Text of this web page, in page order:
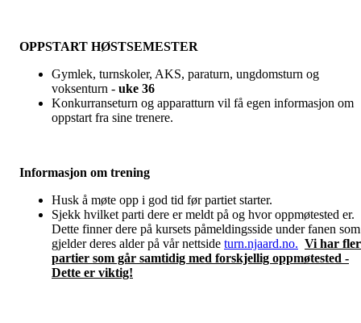
OPPSTART HØSTSEMESTER
Gymlek, turnskoler, AKS, paraturn, ungdomsturn og
voksenturn - uke 36
Konkurranseturn og apparatturn vil få egen informasjon om
oppstart fra sine trenere.
Informasjon om trening
Husk å møte opp i god tid før partiet starter.
Sjekk hvilket parti dere er meldt på og hvor oppmøtested er.
Dette finner dere på kursets påmeldingsside under fanen som
gjelder deres alder på vår nettside turn.njaard.no. Vi har
partier som går samtidig med forskjellig oppmøtested -
Dette er viktig!